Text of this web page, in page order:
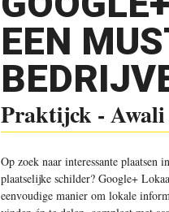
EEN
Praktijck - Awali
Op zoek naar interessante plaatsen
plaatselijke schilder? Google+
eenvoudige manier om lokale